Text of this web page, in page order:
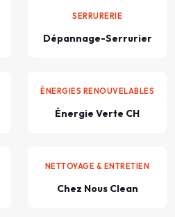
SERRURERIE
Dépannage-Serrurier
ÉNERGIES RENOUVELABLES
Énergie Verte CH
NETTOYAGE & ENTRETIEN
Chez Nous Clean